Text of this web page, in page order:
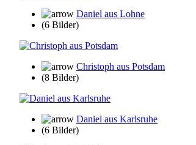
Daniel aus Lohne
(6 Bilder)
Christoph aus Potsdam
(8 Bilder)
Daniel aus Karlsruhe
(6 Bilder)